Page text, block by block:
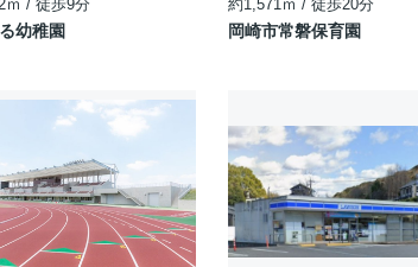
ｍ / 徒歩9分
幼稚園
約1,571ｍ / 徒歩20分
岡崎市常磐保育園